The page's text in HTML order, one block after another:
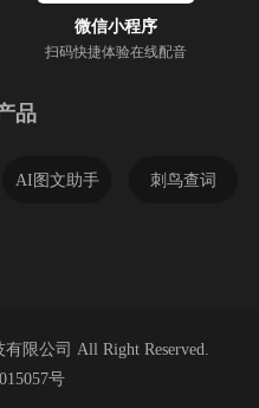
微信小程序
扫码快捷体验在线配音
品
AI图文助手 刺鸟查词
限公司 All Right Reserved.
号